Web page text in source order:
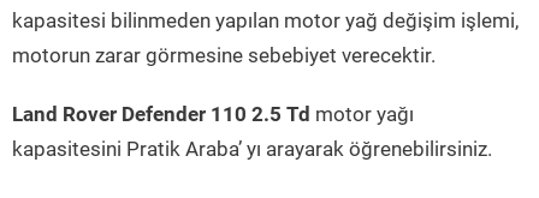
kapasitesi bilinmeden yapılan motor yağ değişim işlemi,
motorun zarar görmesine sebebiyet verecektir.
Land Rover Defender 110 2.5 Td motor yağı
kapasitesini Pratik Araba’ yı arayarak öğrenebilirsiniz.